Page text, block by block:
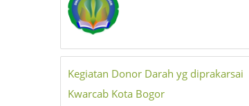
Kegiatan Donor Darah yg diprakarsai
Kwarcab Kota Bogor